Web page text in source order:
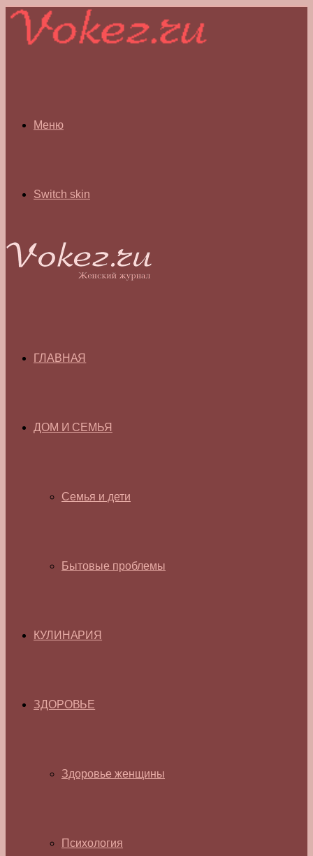
Меню
Switch skin
ГЛАВНАЯ
ДОМ И СЕМЬЯ
Семья и дети
Бытовые проблемы
КУЛИНАРИЯ
ЗДОРОВЬЕ
Здоровье женщины
Психология